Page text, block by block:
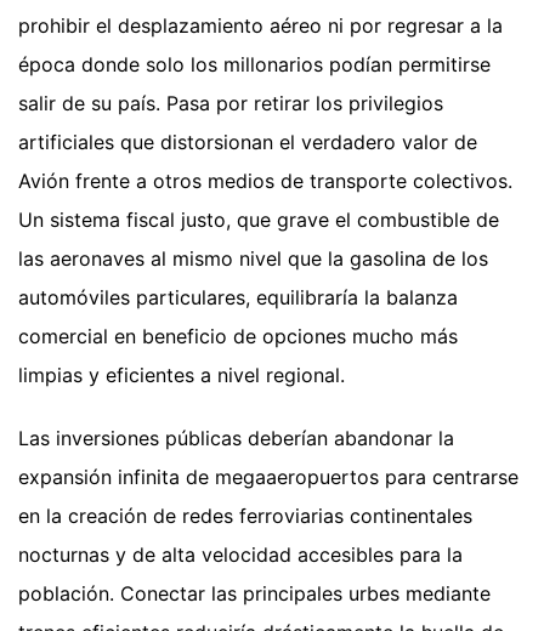
prohibir el desplazamiento aéreo ni por regresar a la
época donde solo los millonarios podían permitirse
salir de su país. Pasa por retirar los privilegios
artificiales que distorsionan el verdadero valor de
Avión frente a otros medios de transporte colectivos.
Un sistema fiscal justo, que grave el combustible de
las aeronaves al mismo nivel que la gasolina de los
automóviles particulares, equilibraría la balanza
comercial en beneficio de opciones mucho más
limpias y eficientes a nivel regional.
Las inversiones públicas deberían abandonar la
expansión infinita de megaaeropuertos para centrarse
en la creación de redes ferroviarias continentales
nocturnas y de alta velocidad accesibles para la
población. Conectar las principales urbes mediante